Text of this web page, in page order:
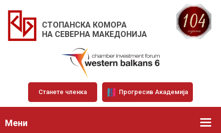
СТОПАНСКА КОМОРА
НА СЕВЕРНА МАКЕДОНИЈА
Станете членка Прогресив Академија
Мени